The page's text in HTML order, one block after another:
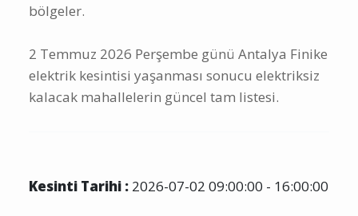
bölgeler.
2 Temmuz 2026 Perşembe günü Antalya Finike
elektrik kesintisi yaşanması sonucu elektriksiz
kalacak mahallelerin güncel tam listesi.
Kesinti Tarihi : 2026-07-02 09:00:00 - 16:00:00